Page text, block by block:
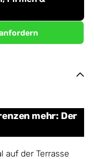
mehr: Der
auf der Terrasse